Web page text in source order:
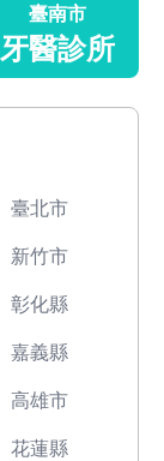
臺南市
牙醫診所
臺北市
新竹市
彰化縣
嘉義縣
高雄市
花蓮縣